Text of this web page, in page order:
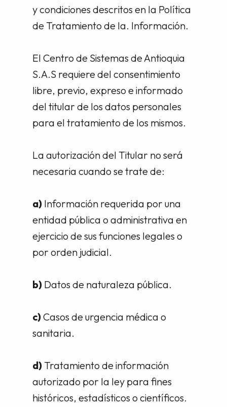
y condiciones descritos en la Política
de Tratamiento de la. Información.
El Centro de Sistemas de Antioquia
S.A.S requiere del consentimiento
libre, previo, expreso e informado
del titular de los datos personales
para el tratamiento de los mismos.
La autorización del Titular no será
necesaria cuando se trate de:
a) Información requerida por una
entidad pública o administrativa en
ejercicio de sus funciones legales o
por orden judicial.
b) Datos de naturaleza pública.
c)Casos de urgencia médica o
sanitaria.
d)Tratamiento de información
autorizado por la ley para fines
históricos, estadísticos o científicos.